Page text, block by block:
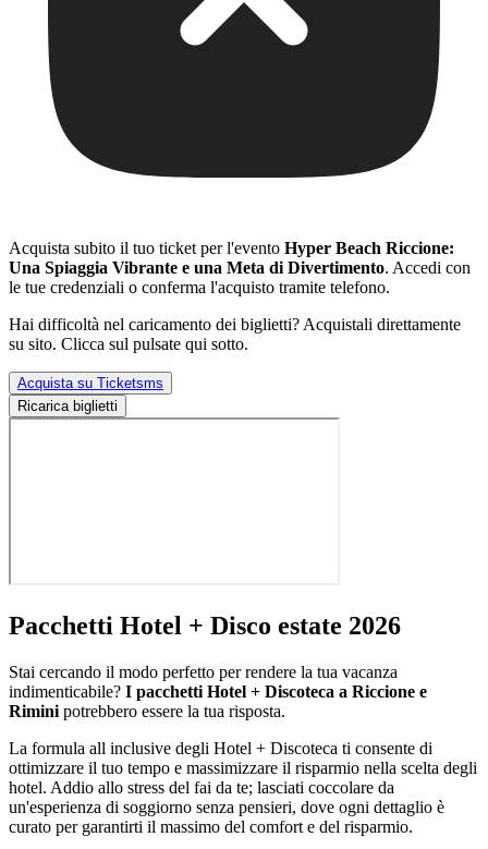
Acquista subito il tuo ticket per l'evento Hyper Beach Riccione:
Una Spiaggia Vibrante e una Meta di Divertimento. Accedi con
le tue credenziali o conferma l'acquisto tramite telefono.
Hai difficoltà nel caricamento dei biglietti? Acquistali direttamente
su sito. Clicca sul pulsate qui sotto.
Acquista su Ticketsms
Ricarica biglietti
Pacchetti Hotel + Disco estate 2026
Stai cercando il modo perfetto per rendere la tua vacanza
indimenticabile? I pacchetti Hotel + Discoteca a Riccione e
Rimini potrebbero essere la tua risposta.
La formula all inclusive degli Hotel + Discoteca ti consente di
ottimizzare il tuo tempo e massimizzare il risparmio nella scelta degli
hotel. Addio allo stress del fai da te; lasciati coccolare da
un'esperienza di soggiorno senza pensieri, dove ogni dettaglio è
curato per garantirti il massimo del comfort e del risparmio.